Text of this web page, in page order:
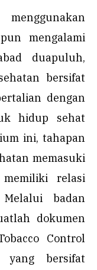
mengalami
duapuluh,
bersifat
dengan
hidup sehat
ini, tahapan
memasuki
relasi
badan
dokumen
Control
yang bersifat